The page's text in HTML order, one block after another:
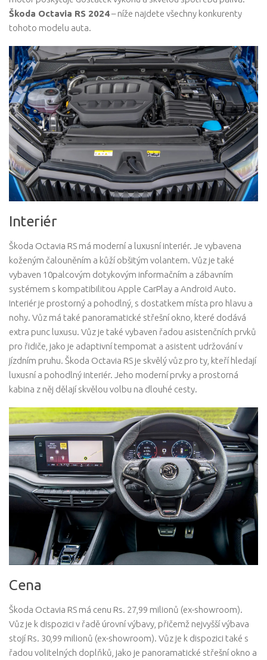
Škoda Octavia RS 2024– níže najdete všechny konkurenty
tohoto modelu auta.
Interiér
Škoda Octavia RS má moderní a luxusní interiér. Je vybavena
koženým čalouněním a kůží obšitým volantem. Vůz je také
vybaven 10palcovým dotykovým informačním a zábavním
systémem s kompatibilitou Apple CarPlay a Android Auto.
Interiér je prostorný a pohodlný, s dostatkem místa pro hlavu a
nohy. Vůz má také panoramatické střešní okno, které dodává
extra punc luxusu. Vůz je také vybaven řadou asistenčních prvků
pro řidiče, jako je adaptivní tempomat a asistent udržování v
jízdním pruhu. Škoda Octavia RS je skvělý vůz pro ty, kteří hledají
luxusní a pohodlný interiér. Jeho moderní prvky a prostorná
kabina z něj dělají skvělou volbu na dlouhé cesty.
Cena
Škoda Octavia RS má cenu Rs. 27,99 milionů (ex-showroom).
Vůz je k dispozici v řadě úrovní výbavy, přičemž nejvyšší výbava
stojí Rs. 30,99 milionů (ex-showroom). Vůz je k dispozici také s
řadou volitelných doplňků, jako je panoramatické střešní okno a